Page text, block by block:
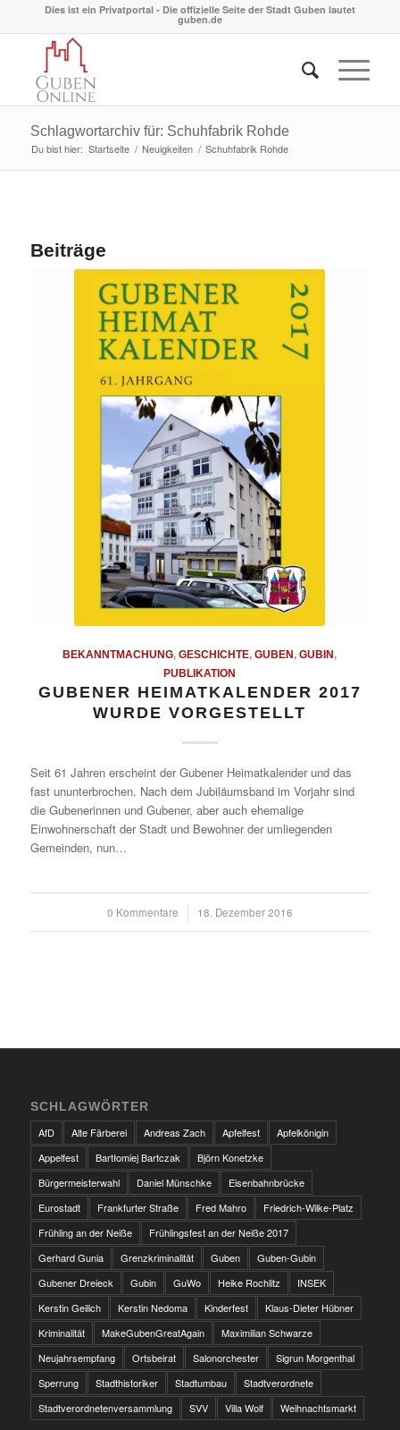
Dies ist ein Privatportal - Die offizielle Seite der Stadt Guben lautet
guben.de
Schlagwortarchiv für: Schuhfabrik Rohde
Du bist hier: Startseite / Neuigkeiten / Schuhfabrik Rohde
Beiträge
BEKANNTMACHUNG,GESCHICHTE,GUBEN ,GUBIN ,
PUBLIKATION
GUBENER HEIMATKALENDER 2017
WURDE VORGESTELLT
Seit 61 Jahren erscheint der Gubener Heimatkalender und das
fast ununterbrochen. Nach dem Jubiläumsband im Vorjahr sind
die Gubenerinnen und Gubener, aber auch ehemalige
Einwohnerschaft der Stadt und Bewohner der umliegenden
Gemeinden, nun…
0 Kommentare
/ 18. Dezember 2016
SCHLAGWÖRTER
AfD
Alte Färberei Andreas Zach Apfelfest
Apfelkönigin
Appelfest
Bartłomiej Bartczak
Björn Konetzke
Bürgermeisterwahl
Daniel Münschke
Eisenbahnbrücke
Eurostadt
Frankfurter Straße Fred Mahro
Friedrich-Wilke-Platz
Frühling an der Neiße
Frühlingsfest an der Neiße 2017
Gerhard Gunia
Grenzkriminalität Guben
Guben-Gubin
Gubener Dreieck
Gubin GuWo Heike Rochlitz
INSEK
Kerstin Geilich
Kerstin Nedoma Kinderfest
Klaus-Dieter Hübner
Kriminalität
MakeGubenGreatAgain
Maximilian Schwarze
Neujahrsempfang
Ortsbeirat Salonorchester
Sigrun Morgenthal
Sperrung
Stadthistoriker Stadtumbau
Stadtverordnete
Stadtverordnetenversammlung
SVV Villa Wolf Weihnachtsmarkt